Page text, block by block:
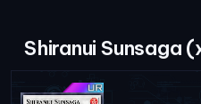
Shiranui Sunsaga